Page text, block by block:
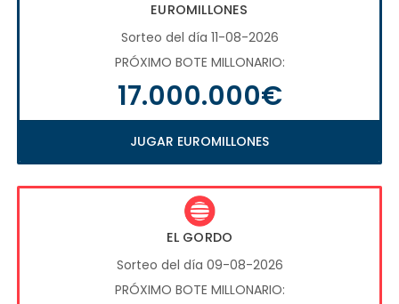
EUROMILLONES
Sorteo del día 11-08-2026
PRÓXIMO BOTE MILLONARIO:
17.000.000€
JUGAR EUROMILLONES
EL GORDO
Sorteo del día 09-08-2026
PRÓXIMO BOTE MILLONARIO: